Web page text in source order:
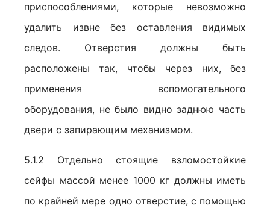
приспособлениями, которые невозможно
удалить извне без оставления видимых
следов. Отверстия должны быть
расположены так, чтобы через них, без
применения вспомогательного
оборудования, не было видно заднюю часть
двери с запирающим механизмом.
5.1.2 Отдельно стоящие взломостойкие
сейфы массой менее 1000 кг должны иметь
по крайней мере одно отверстие, с помощью